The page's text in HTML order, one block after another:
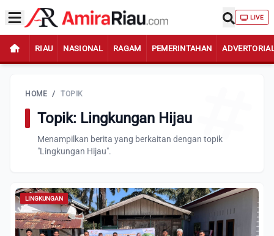
LIVE
RIAU NASIONAL RAGAM PEMERINTAHAN
HOME / TOPIK
Topik: Lingkungan Hijau
Menampilkan berita yang berkaitan dengan topik
"Lingkungan Hijau".
LINGKUNGAN